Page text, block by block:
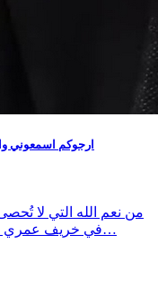
ارجوكم اسمعوني
من نعم الله التي لا
في خريف عمري هذا بصحّة جيّدة … لا اشتكي من ايّ مرض…